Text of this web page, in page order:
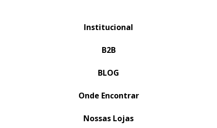
Institucional
B2B
BLOG
Onde Encontrar
Nossas Lojas